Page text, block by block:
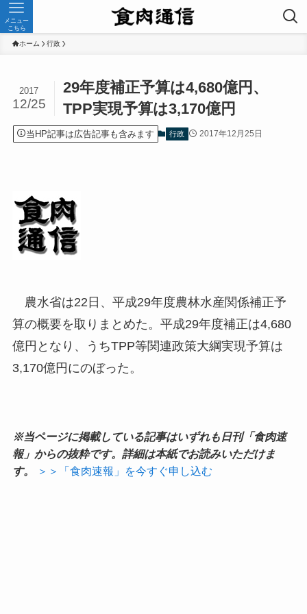
メニュー
こちら
ホーム 行政
29年度補正予算は4,680億円、
TPP実現予算は3,170億円
2017
12/25
当HP記事は広告記事も含みます 行政 2017年12月25日
農水省は22日、平成29年度農林水産関係補正予
算の概要を取りまとめた。平成29年度補正は4,680
億円となり、うちTPP等関連政策大綱実現予算は
3,170億円にのぼった。
※当ページに掲載している記事はいずれも日刊「食肉速
報」からの抜粋です。詳細は本紙でお読みいただけま
す。
＞＞「食肉速報」を今すぐ申し込む